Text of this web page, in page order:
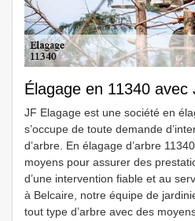
Élagage en 11340 avec
JF Elagage est une société en
s’occupe de toute demande
d’arbre. En élagage d’arbre
moyens pour assurer des
d’une intervention fiable et au
à Belcaire, notre équipe de
tout type d’arbre avec des